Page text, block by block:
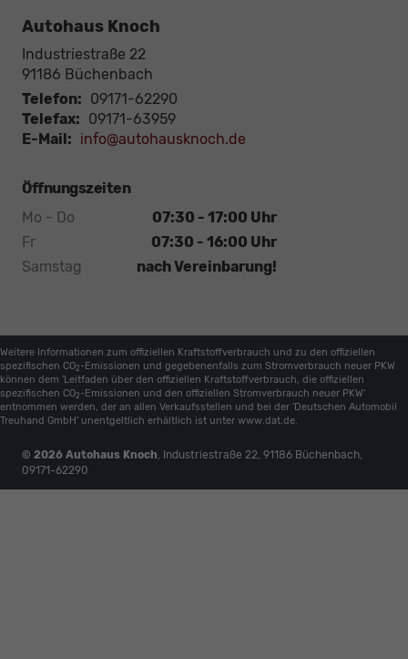
Autohaus Knoch
Industriestraße 22
91186 Büchenbach
Telefon: 09171-62290
Telefax: 09171-63959
E-Mail: info@autohausknoch.de
Öffnungszeiten
Mo - Do
07:30 - 17:00 Uhr
Fr
07:30 - 16:00 Uhr
Samstag
nach Vereinbarung!
Weitere Informationen zum offiziellen Kraftstoffverbrauch und zu den offiziellen
spezifischen CO2 -Emissionen und gegebenenfalls zum Stromverbrauch neuer PKW
können dem 'Leitfaden über den offiziellen Kraftstoffverbrauch, die offiziellen
spezifischen CO2 -Emissionen und den offiziellen Stromverbrauch neuer PKW'
entnommen werden, der an allen Verkaufsstellen und bei der 'Deutschen Automobil
Treuhand GmbH' unentgeltlich erhältlich ist unter www.dat.de.
© 2026 Autohaus Knoch, Industriestraße 22, 91186 Büchenbach,
09171-62290